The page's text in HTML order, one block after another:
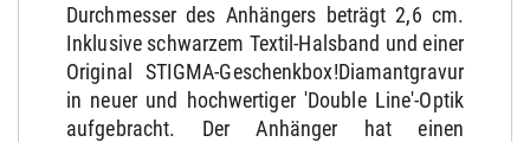
Durchmesser des Anhängers beträgt 2,6 cm.
Inklusive schwarzem Textil-Halsband und einer
Original STIGMA-Geschenkbox!Diamantgravur
in neuer und hochwertiger 'Double Line'-Optik
aufgebracht. Der Anhänger hat einen